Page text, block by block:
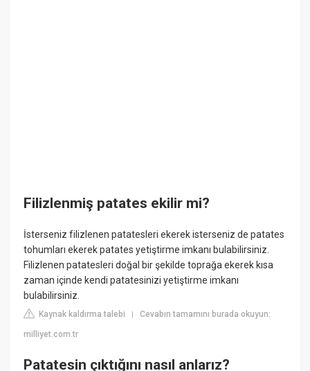
Filizlenmiş patates ekilir mi?
İsterseniz filizlenen patatesleri ekerek isterseniz de patates
tohumları ekerek patates yetiştirme imkanı bulabilirsiniz.
Filizlenen patatesleri doğal bir şekilde toprağa ekerek kısa
zaman içinde kendi patatesinizi yetiştirme imkanı
bulabilirsiniz.
Kaynak kaldırma talebi |Cevabın tamamını burada okuyun:
milliyet.com.tr
Patatesin çıktığını nasıl anlarız?